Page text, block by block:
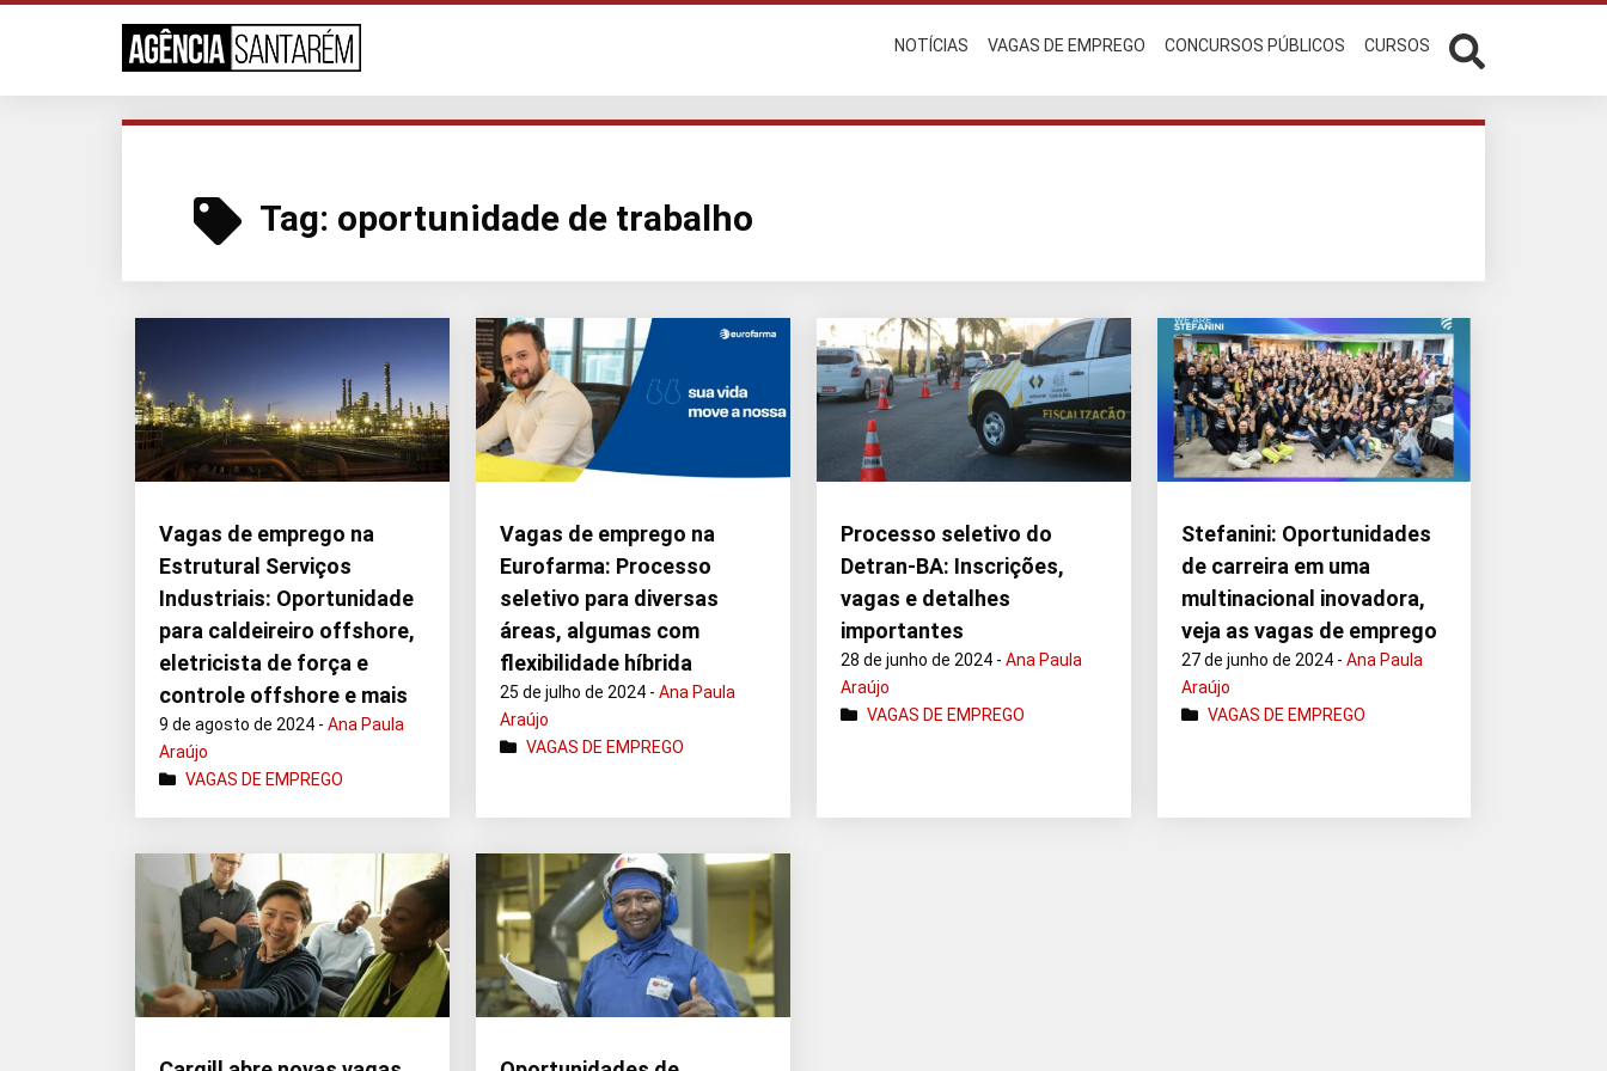
NOTÍCIAS VAGAS DE EMPREGO CONCURSOS PÚBLICOS CURSOS
Tag: oportunidade de trabalho
Vagas de emprego na
Estrutural Serviços
Industriais: Oportunidade
para caldeireiro offshore,
eletricista de força e
controle offshore e mais
9 de agosto de 2024 -Ana Paula
Araújo
VAGAS DE EMPREGO
Vagas de emprego na
Eurofarma: Processo
seletivo para diversas
áreas, algumas com
flexibilidade híbrida
25 de julho de 2024 -Ana Paula
Araújo
VAGAS DE EMPREGO
Processo seletivo do
Detran-BA: Inscrições,
vagas e detalhes
importantes
28 de junho de 2024 -Ana Paula
Araújo
VAGAS DE EMPREGO
Stefanini: Oportunidades
de carreira em uma
multinacional inovadora,
veja as vagas de emprego
27 de junho de 2024 -Ana Paula
Araújo
VAGAS DE EMPREGO